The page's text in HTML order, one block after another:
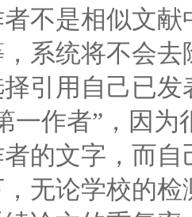
不是相似文
系统将不会去
引用自己已
一作者”，因
的文字，而
无论学校的